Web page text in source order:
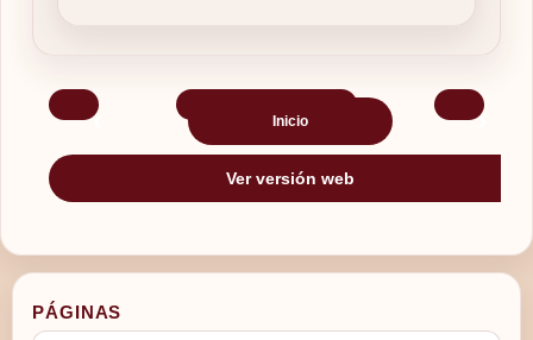
‹ ›
Inicio
Ver versión web
PÁGINAS